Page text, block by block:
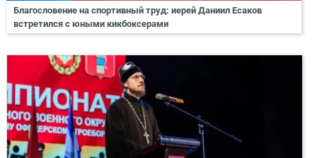
Благословение на спортивный труд: иерей Даниил Есаков
встретился с юными кикбоксерами